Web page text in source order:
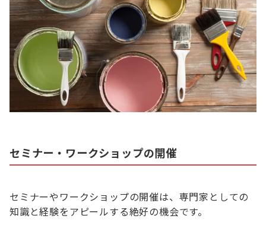
セミナー・ワークショップの開催
セミナーやワークショップの開催は、専門家としての
知識と経験をアピールする絶好の機会です。